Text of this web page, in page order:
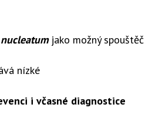
jako možný spouštěč
nízké
i včasné diagnostice